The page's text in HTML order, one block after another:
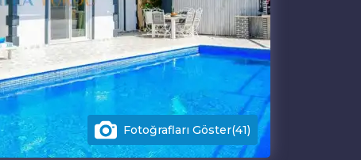
Fotoğrafları Göster(41)